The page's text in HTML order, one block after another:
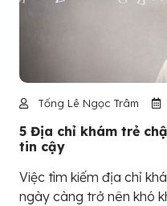
Tống Lê Ngọc Trâm
5 Địa chỉ khám trẻ
tin cậy
Việc tìm kiếm địa chỉ
ngày càng trở nên khó